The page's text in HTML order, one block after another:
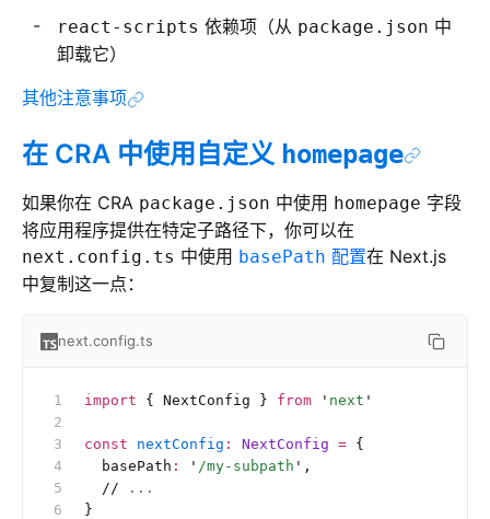
react-scripts 依赖项（从 package.json 中
卸载它）
其他注意事项
在 CRA 中使用自定义 homepage
如果你在 CRA package.json 中使用 homepage 字段
将应用程序提供在特定子路径下，你可以在
next.config.ts 中使用 basePath 配置在 Next.js
中复制这一点：
next.config.ts
import { NextConfig } from ' next '
const nextConfig : NextConfig = {
  basePath
: ' /my-subpath ' ,
  //
...
}